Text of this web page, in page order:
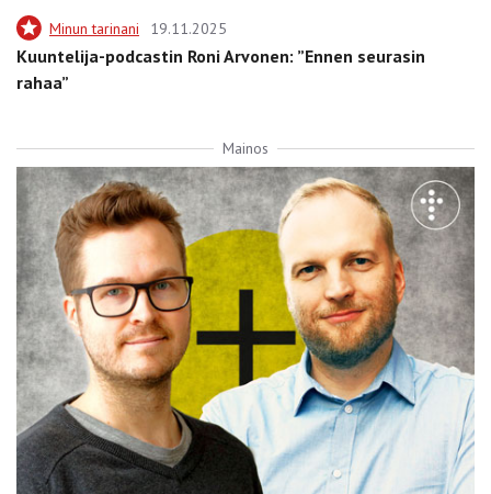
Minun tarinani 19.11.2025
Kuuntelija-podcastin Roni Arvonen: ”Ennen seurasin
rahaa”
Mainos